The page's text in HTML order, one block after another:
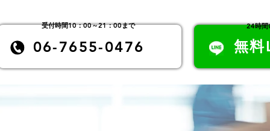
06-7655-0476
​受付時間10：00～21：00まで
無
24時間